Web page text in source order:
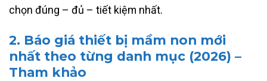
chọn đúng – đủ – tiết kiệm nhất.
2. Báo giá thiết bị mầm non mới
nhất theo từng danh mục (2026) –
Tham khảo